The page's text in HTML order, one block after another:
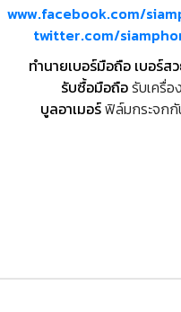
www.facebook.com/
twitter.com/
ทำนายเบอร์มือถือ เบอร์ส
รับซื้อมือถือรับเครื่
บูลอาเมอร์ฟิล์มกระจก